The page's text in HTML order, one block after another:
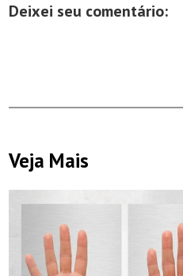
Deixei seu comentário:
Veja Mais